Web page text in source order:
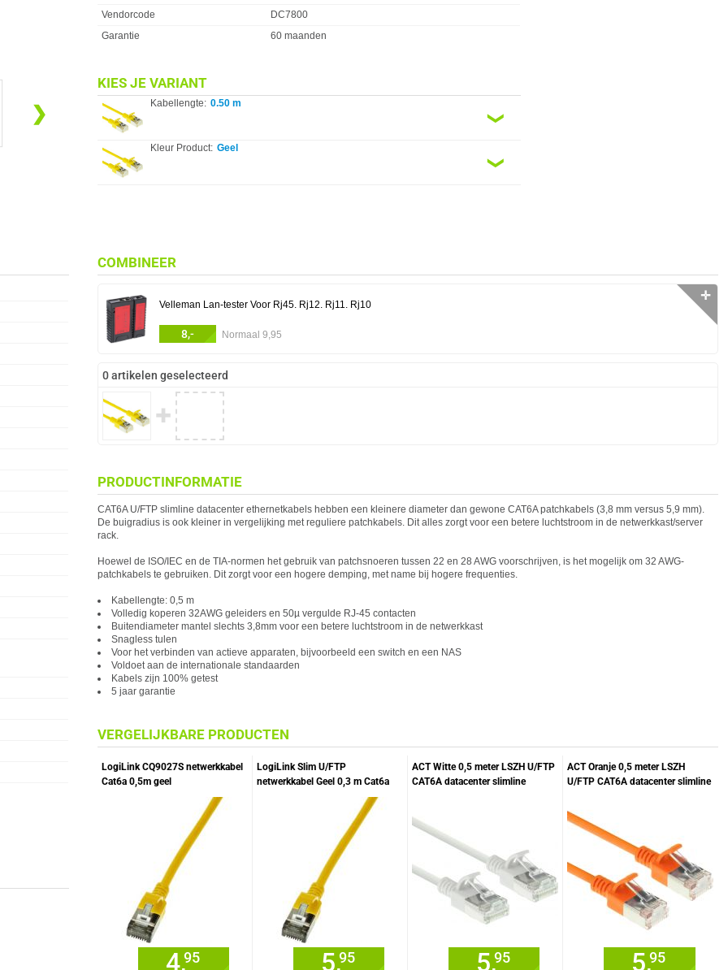
❯
Vendorcode
DC7800
Garantie
60 maanden
KIES JE VARIANT
Kabellengte: 0.50 m
❮
Kleur Product: Geel
❮
COMBINEER
Velleman Lan-tester Voor Rj45. Rj12. Rj11. Rj10
8,- Normaal 9,95
✛
0 artikelen geselecteerd
✚
PRODUCTINFORMATIE
CAT6A U/FTP slimline datacenter ethernetkabels hebben een kleinere diameter dan gewone CAT6A patchkabels (3,8 mm versus 5,9 mm).
De buigradius is ook kleiner in vergelijking met reguliere patchkabels. Dit alles zorgt voor een betere luchtstroom in de netwerkkast/server
rack.
Hoewel de ISO/IEC en de TIA-normen het gebruik van patchsnoeren tussen 22 en 28 AWG voorschrijven, is het mogelijk om 32 AWG-
patchkabels te gebruiken. Dit zorgt voor een hogere demping, met name bij hogere frequenties.
Kabellengte: 0,5 m
Volledig koperen 32AWG geleiders en 50µ vergulde RJ-45 contacten
Buitendiameter mantel slechts 3,8mm voor een betere luchtstroom in de netwerkkast
Snagless tulen
Voor het verbinden van actieve apparaten, bijvoorbeeld een switch en een NAS
Voldoet aan de internationale standaarden
Kabels zijn 100% getest
5 jaar garantie
VERGELIJKBARE PRODUCTEN
LogiLink CQ9027S netwerkkabel
Cat6a 0,5m geel
4,95
LogiLink Slim U/FTP
netwerkkabel Geel 0,3 m Cat6a
5,95
ACT Witte 0,5 meter LSZH U/FTP
CAT6A datacenter slimline
5,95
ACT Oranje 0,5 meter LSZH
U/FTP CAT6A datacenter slimline
connectoren
5,95